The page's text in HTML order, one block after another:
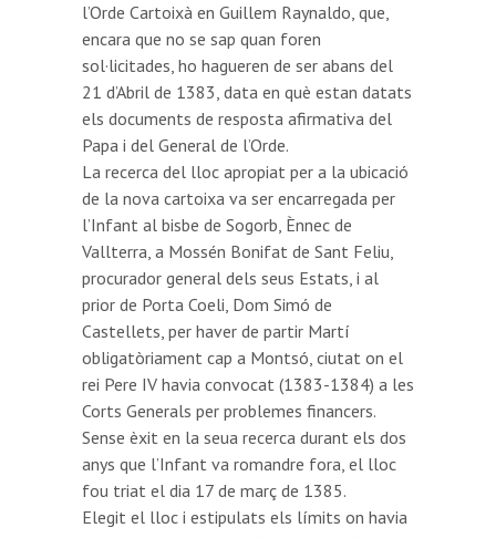
l’Orde Cartoixà en Guillem Raynaldo, que,
encara que no se sap quan foren
sol·licitades, ho hagueren de ser abans del
21 d’Abril de 1383, data en què estan datats
els documents de resposta afirmativa del
Papa i del General de l’Orde.
La recerca del lloc apropiat per a la ubicació
de la nova cartoixa va ser encarregada per
l’Infant al bisbe de Sogorb, Ènnec de
Vallterra, a Mossén Bonifat de Sant Feliu,
procurador general dels seus Estats, i al
prior de Porta Coeli, Dom Simó de
Castellets, per haver de partir Martí
obligatòriament cap a Montsó, ciutat on el
rei Pere IV havia convocat (1383-1384) a les
Corts Generals per problemes financers.
Sense èxit en la seua recerca durant els dos
anys que l’Infant va romandre fora, el lloc
fou triat el dia 17 de març de 1385.
Elegit el lloc i estipulats els límits on havia